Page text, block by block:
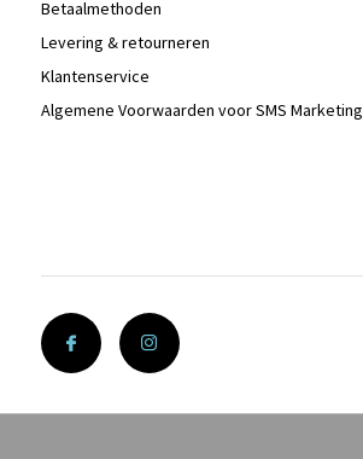
Betaalmethoden
Levering & retourneren
Klantenservice
Algemene Voorwaarden voor SMS Marketing